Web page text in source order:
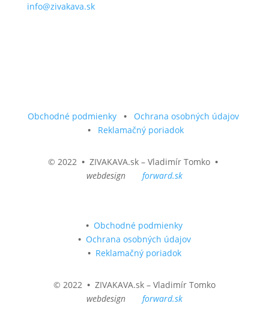
info@zivakava.sk
Obchodné podmienky •
Ochrana osobných údajov
•
Reklamačný poriadok
© 2022•ZIVAKAVA.sk – Vladimír Tomko•
webdesign
forward.sk
• Obchodné podmienky
• Ochrana osobných údajov
• Reklamačný poriadok
© 2022 • ZIVAKAVA.sk – Vladimír Tomko
webdesign
forward.sk